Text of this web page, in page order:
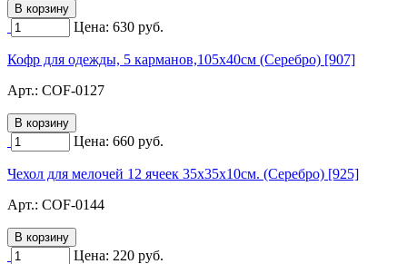
Цена: 630 руб.
Кофр для одежды, 5 карманов,105х40см (Серебро) [907]
Арт.: COF-0127
Цена: 660 руб.
Чехол для мелочей 12 ячеек 35х35х10см. (Серебро) [925]
Арт.: COF-0144
Цена: 220 руб.